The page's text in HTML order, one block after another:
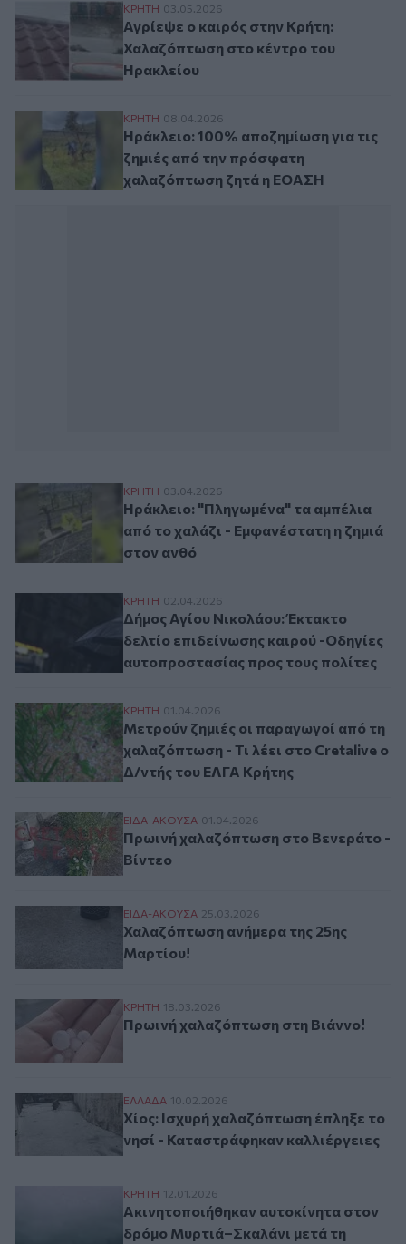
Αγρίεψε ο καιρός στην Κρήτη:
ΚΡΗΤΗ 03.05.2026
Αγρίεψε ο καιρός στην Κρήτη:
Χαλαζόπτωση στο κέντρο του
Ηρακλείου
Ηράκλειο: 100% αποζημίωση για τις
ΚΡΗΤΗ 08.04.2026
Ηράκλειο: 100% αποζημίωση για τις
ζημιές από την πρόσφατη
χαλαζόπτωση ζητά η ΕΟΑΣΗ
Ηράκλειο: "Πληγωμένα" τα αμπέλια από
ΚΡΗΤΗ 03.04.2026
Ηράκλειο: "Πληγωμένα" τα αμπέλια
από το χαλάζι - Εμφανέστατη η ζημιά
στον ανθό
Δήμος Αγίου Νικολάου: Έκτακτο δελτίο
ΚΡΗΤΗ 02.04.2026
Δήμος Αγίου Νικολάου: Έκτακτο
δελτίο επιδείνωσης καιρού -Οδηγίες
αυτοπροστασίας προς τους πολίτες
Μετρούν ζημιές οι παραγωγοί από τη
ΚΡΗΤΗ 01.04.2026
Μετρούν ζημιές οι παραγωγοί από τη
χαλαζόπτωση - Τι λέει στο Cretalive ο
Δ/ντής του ΕΛΓΑ Κρήτης
Πρωινή χαλαζόπτωση στο Βενεράτο -
ΕΙΔΑ-ΑΚΟΥΣΑ 01.04.2026
Πρωινή χαλαζόπτωση στο Βενεράτο -
Βίντεο
Χαλαζόπτωση ανήμερα της 25ης Μαρτίου!
ΕΙΔΑ-ΑΚΟΥΣΑ 25.03.2026
Χαλαζόπτωση ανήμερα της 25ης
Μαρτίου!
Πρωινή χαλαζόπτωση στη Βιάννο!
ΚΡΗΤΗ 18.03.2026
Πρωινή χαλαζόπτωση στη Βιάννο!
Χίος: Ισχυρή χαλαζόπτωση έπληξε το
ΕΛΛAΔΑ 10.02.2026
Χίος: Ισχυρή χαλαζόπτωση έπληξε το
νησί - Καταστράφηκαν καλλιέργειες
Ακινητοποιήθηκαν αυτοκίνητα στον
ΚΡΗΤΗ 12.01.2026
Ακινητοποιήθηκαν αυτοκίνητα στον
δρόμο Μυρτιά–Σκαλάνι μετά τη